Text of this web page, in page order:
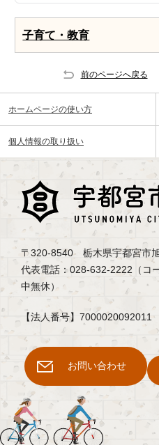
子育て・教育
前のページへ戻る
ホームページの使い方
個人情報の取り扱い
〒320-8540 栃木県宇都宮市
代表電話：028-632-2222（コ
中無休）
【法人番号】7000020092011
お問い合わせ